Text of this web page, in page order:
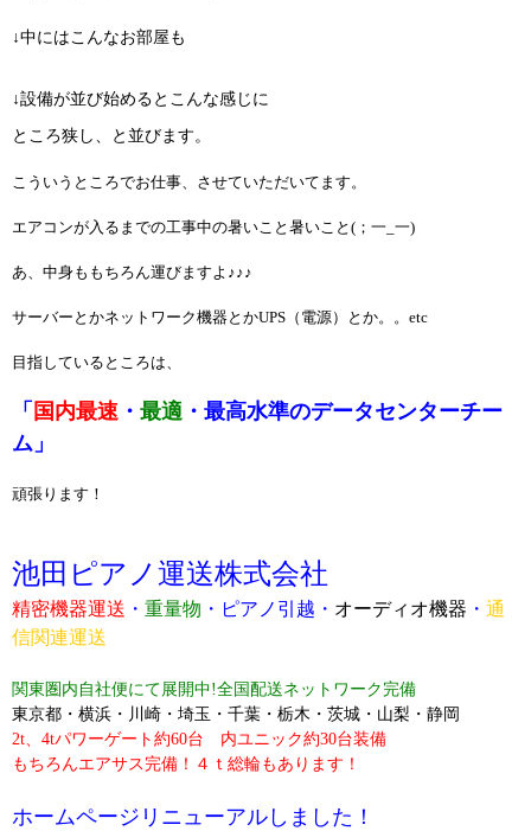
↓中にはこんなお部屋も
↓設備が並び始めるとこんな感じに
ところ狭し、と並びます。
こういうところでお仕事、させていただいてます。
エアコンが入るまでの工事中の暑いこと暑いこと(；一_一)
あ、中身ももちろん運びますよ♪♪♪
サーバーとかネットワーク機器とかUPS（電源）とか。。etc
目指しているところは、
「 国内最速 ・ 最適 ・最高水準のデータセンターチー
ム」
頑張ります！
池田ピアノ運送株式会社
精密機器運送 ・ 重量物 ・ ピアノ引越 ・ オーディオ機器 ・ 通
信関連運送
関東圏内自社便にて展開中!全国配送ネットワーク完備
東京都・横浜・川崎・埼玉・千葉・栃木・茨城・山梨・静岡
2t、4tパワーゲート約60台 内ユニック約30台装備
もちろんエアサス完備！４ｔ総輪もあります！
ホームページリニューアルしました！